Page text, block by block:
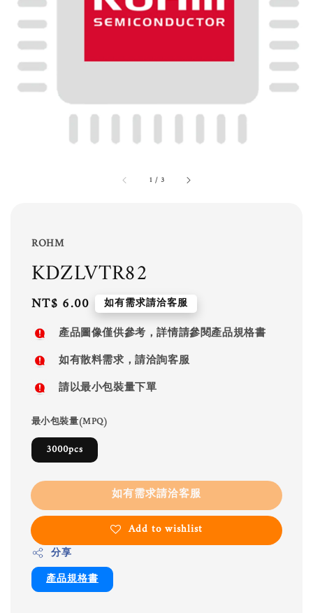
1 / 3
ROHM
KDZLVTR82
Regular
price
NT$ 6.00 如有需求請洽客服
產品圖像僅供參考，詳情請參閱產品規格書
如有散料需求，請洽詢客服
請以最小包裝量下單
最小包裝量(MPQ)
3000pcs
如有需求請洽客服
Add to wishlist
分享
產品規格書